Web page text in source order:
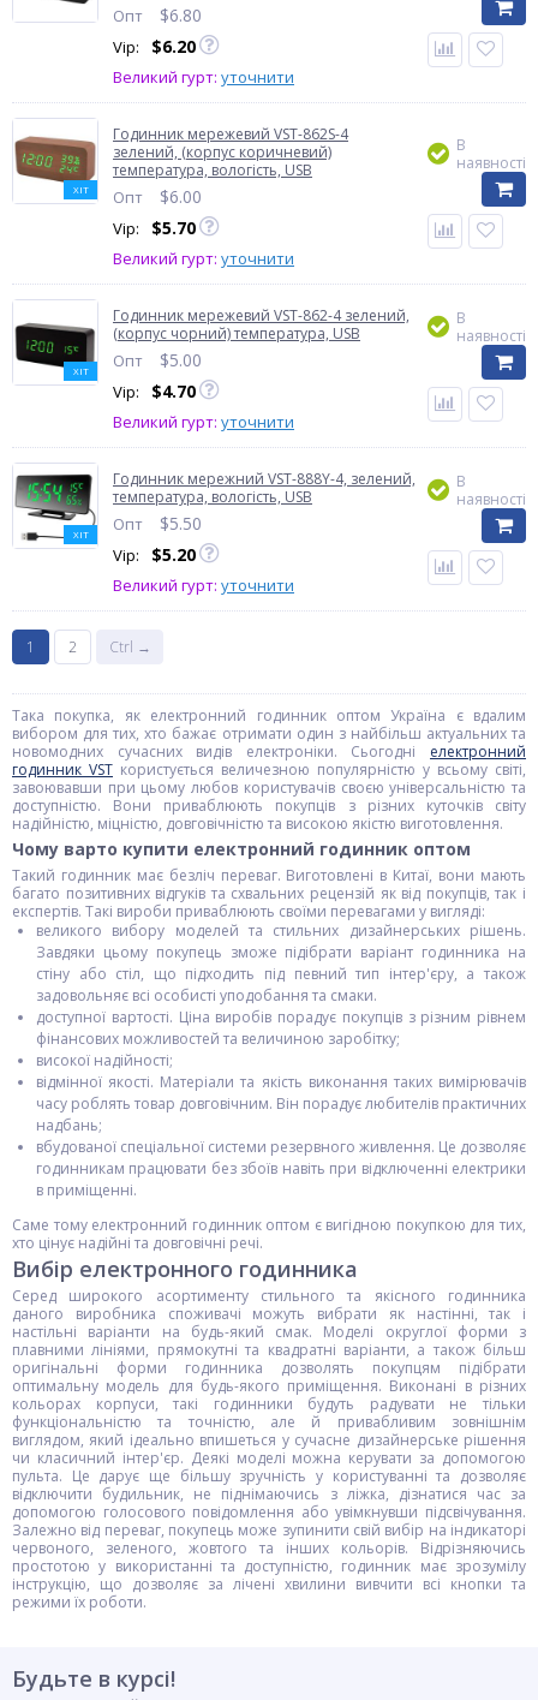
Опт $6.80
Vip: $6.20
Великий гурт: уточнити
ХІТ
Годинник мережевий VST-862S-4
зелений, (корпус коричневий)
температура, вологість, USB
Опт $6.00
Vip: $5.70
Великий гурт: уточнити
В
наявності
ХІТ
Годинник мережевий VST-862-4 зелений,
(корпус чорний) температура, USB
Опт $5.00
Vip: $4.70
Великий гурт: уточнити
В
наявності
ХІТ
Годинник мережний VST-888Y-4, зелений,
температура, вологість, USB
Опт $5.50
Vip: $5.20
Великий гурт: уточнити
В
наявності
1 2 Ctrl →
Така покупка, як електронний годинник оптом Україна є вдалим
вибором для тих, хто бажає отримати один з найбільш актуальних та
новомодних сучасних видів електроніки. Сьогодні електронний
годинник VST користується величезною популярністю у всьому світі,
завоювавши при цьому любов користувачів своєю універсальністю та
доступністю. Вони приваблюють покупців з різних куточків світу
надійністю, міцністю, довговічністю та високою якістю виготовлення.
Чому варто купити електронний годинник оптом
Такий годинник має безліч переваг. Виготовлені в Китаї, вони мають
багато позитивних відгуків та схвальних рецензій як від покупців, так і
експертів. Такі вироби приваблюють своїми перевагами у вигляді:
великого вибору моделей та стильних дизайнерських рішень.
Завдяки цьому покупець зможе підібрати варіант годинника на
стіну або стіл, що підходить під певний тип інтер'єру, а також
задовольняє всі особисті уподобання та смаки.
доступної вартості. Ціна виробів порадує покупців з різним рівнем
фінансових можливостей та величиною заробітку;
високої надійності;
відмінної якості. Матеріали та якість виконання таких вимірювачів
часу роблять товар довговічним. Він порадує любителів практичних
надбань;
вбудованої спеціальної системи резервного живлення. Це дозволяє
годинникам працювати без збоїв навіть при відключенні електрики
в приміщенні.
Саме тому електронний годинник оптом є вигідною покупкою для тих,
хто цінує надійні та довговічні речі.
Вибір електронного годинника
Серед широкого асортименту стильного та якісного годинника
даного виробника споживачі можуть вибрати як настінні, так і
настільні варіанти на будь-який смак. Моделі округлої форми з
плавними лініями, прямокутні та квадратні варіанти, а також більш
оригінальні форми годинника дозволять покупцям підібрати
оптимальну модель для будь-якого приміщення. Виконані в різних
кольорах корпуси, такі годинники будуть радувати не тільки
функціональністю та точністю, але й привабливим зовнішнім
виглядом, який ідеально впишеться у сучасне дизайнерське рішення
чи класичний інтер'єр. Деякі моделі можна керувати за допомогою
пульта. Це дарує ще більшу зручність у користуванні та дозволяє
відключити будильник, не піднімаючись з ліжка, дізнатися час за
допомогою голосового повідомлення або увімкнувши підсвічування.
Залежно від переваг, покупець може зупинити свій вибір на індикаторі
червоного, зеленого, жовтого та інших кольорів. Відрізняючись
простотою у використанні та доступністю, годинник має зрозумілу
інструкцію, що дозволяє за лічені хвилини вивчити всі кнопки та
режими їх роботи.
Будьте в курсі!